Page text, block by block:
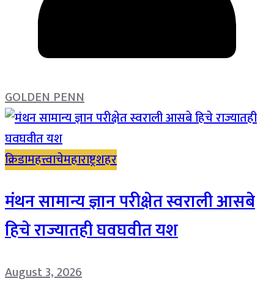
GOLDEN PENN
क्रिडामहत्त्वाचेमहाराष्ट्रशहर
मंथन सामान्य ज्ञान परीक्षेत स्वराली आसबे
हिचे राज्यातही घवघवीत यश
August 3, 2026